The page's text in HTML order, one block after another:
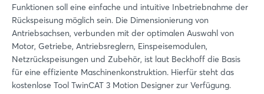
Funktionen soll eine einfache und intuitive Inbetriebnahme der
Rückspeisung möglich sein. Die Dimensionierung von
Antriebsachsen, verbunden mit der optimalen Auswahl von
Motor, Getriebe, Antriebsreglern, Einspeisemodulen,
Netzrückspeisungen und Zubehör, ist laut Beckhoff die Basis
für eine effiziente Maschinenkonstruktion. Hierfür steht das
kostenlose Tool TwinCAT 3 Motion Designer zur Verfügung.